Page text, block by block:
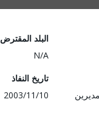
البلد المقترض
N/A
تاريخ النفاذ
2003/11/10